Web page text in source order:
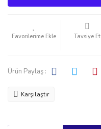
Tavsiye Et
Ürün Paylaş :
Karşılaştır